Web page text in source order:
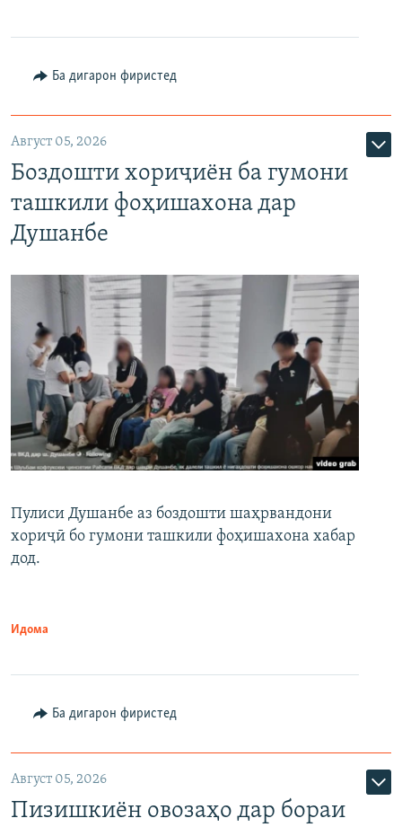
Ба дигарон фиристед
Август 05, 2026
Боздошти хориҷиён ба гумони
ташкили фоҳишахона дар
Душанбе
Пулиси Душанбе аз боздошти шаҳрвандони
хориҷӣ бо гумони ташкили фоҳишахона хабар
дод.
Идома
Ба дигарон фиристед
Август 05, 2026
Пизишкиён овозаҳо дар бораи